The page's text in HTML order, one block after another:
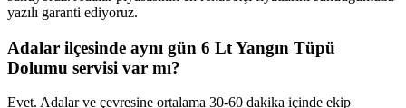
yazılı garanti ediyoruz.
Adalar ilçesinde aynı gün 6 Lt Yangın Tüpü
Dolumu servisi var mı?
Evet. Adalar ve çevresine ortalama 30-60 dakika içinde ekip